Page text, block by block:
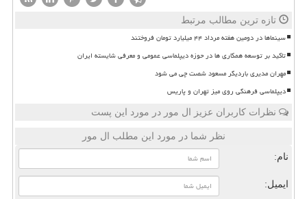
تازه ترین مطالب مرتبط
سینماها در دومین هفته مرداد ۴۴ میلیارد تومان فروختند
تاکید بر توسعه همکاری ها در حوزه دیپلماسی عمومی و معرفی شایسته ایران
مهران مدیری باردیگر مسعود شصت چی می شود
دیپلماسی فرهنگی روی میز تهران و پاریس
نظرات کاربران عزیز ال مور در مورد این پست
نظر شما در مورد این مطلب ال مور
نام:
ایمیل: